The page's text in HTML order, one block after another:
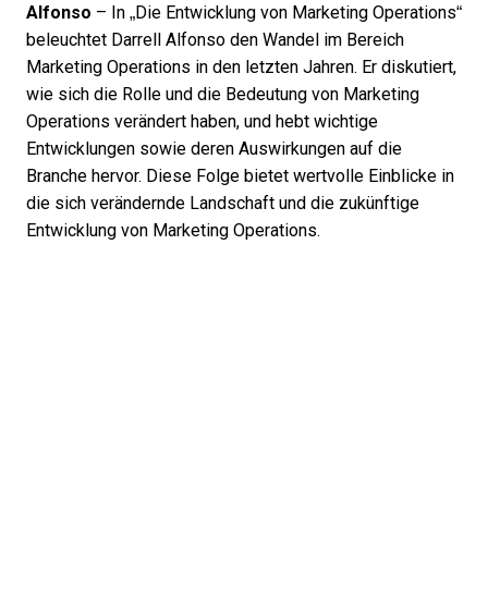
Alfonso – In „Die Entwicklung von Marketing Operations“
beleuchtet Darrell Alfonso den Wandel im Bereich
Marketing Operations in den letzten Jahren. Er diskutiert,
wie sich die Rolle und die Bedeutung von Marketing
Operations verändert haben, und hebt wichtige
Entwicklungen sowie deren Auswirkungen auf die
Branche hervor. Diese Folge bietet wertvolle Einblicke in
die sich verändernde Landschaft und die zukünftige
Entwicklung von Marketing Operations.